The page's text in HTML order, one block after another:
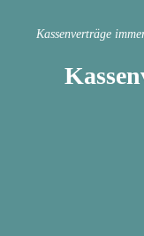
Kassenverträge